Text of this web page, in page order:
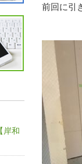
前回に引
岸和